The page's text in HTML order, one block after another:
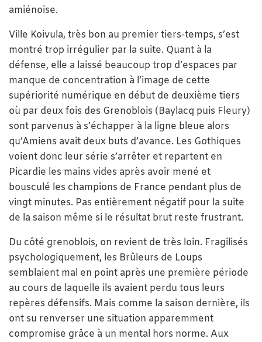
amiénoise.
Ville Koivula, très bon au premier tiers-temps, s’est
montré trop irrégulier par la suite. Quant à la
défense, elle a laissé beaucoup trop d’espaces par
manque de concentration à l’image de cette
supériorité numérique en début de deuxième tiers
où par deux fois des Grenoblois (Baylacq puis Fleury)
sont parvenus à s’échapper à la ligne bleue alors
qu’Amiens avait deux buts d’avance. Les Gothiques
voient donc leur série s’arrêter et repartent en
Picardie les mains vides après avoir mené et
bousculé les champions de France pendant plus de
vingt minutes. Pas entièrement négatif pour la suite
de la saison même si le résultat brut reste frustrant.
Du côté grenoblois, on revient de très loin. Fragilisés
psychologiquement, les Brûleurs de Loups
semblaient mal en point après une première période
au cours de laquelle ils avaient perdu tous leurs
repères défensifs. Mais comme la saison dernière, ils
ont su renverser une situation apparemment
compromise grâce à un mental hors norme. Aux